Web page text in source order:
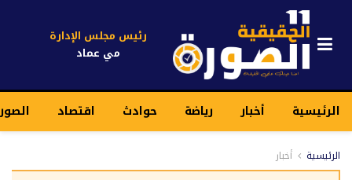
رئيس مجلس الإدارة
مي عماد
الرئيسية أخبار رياضة حوادث اقتصاد
الرئيسية أخبار